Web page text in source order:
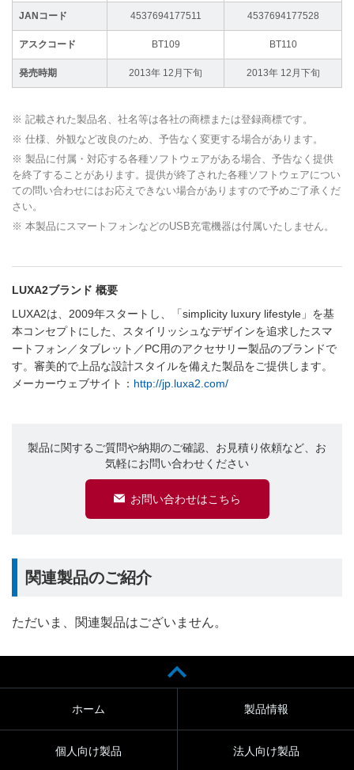
JANコード 4537694177511 4537694177528
アスクコード BT109 BT110
発売時期 2013年 12月下旬 2013年 12月下旬
※ 記載された製品名、社名等は各社の商標または登録商標です。
※ 仕様、外観など改良のため、予告なく変更する場合があります。
※ 製品に付属・対応する各種ソフトウェアがある場合、予告なく提供
を終了することがあります。提供が終了された各種ソフトウェアについ
ての問い合わせにはお応えできない場合がありますので予めご了承くだ
さい。
※ 本製品にスマートフォンなどのUSB充電機器は付属いたしません。
LUXA2ブランド 概要
LUXA2は、2009年スタートし、「simplicity luxury lifestyle」を基
本コンセプトにした、スタイリッシュなデザインを追求したスマ
ートフォン／タブレット／PC用のアクセサリー製品のブランドで
す。審美的で上品な設計スタイルを備えた製品をご提供します。
メーカーウェブサイト： http://jp.luxa2.com/
製品に関するご質問や納期のご確認、お見積り依頼など、お
気軽にお問い合わせください
お問い合わせはこちら
関連製品のご紹介
ただいま、関連製品はございません。
ホーム 製品情報
個人向け製品 法人向け製品